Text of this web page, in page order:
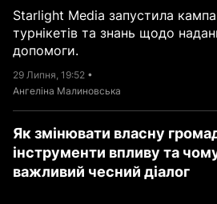
Starlight Media запустила
турнікетів та знань щодо
допомоги.
29 Липня, 19:52 •
Ангеліна Малиновська
Як змінювати власну
інструменти впливу та
важливий чесний діалог